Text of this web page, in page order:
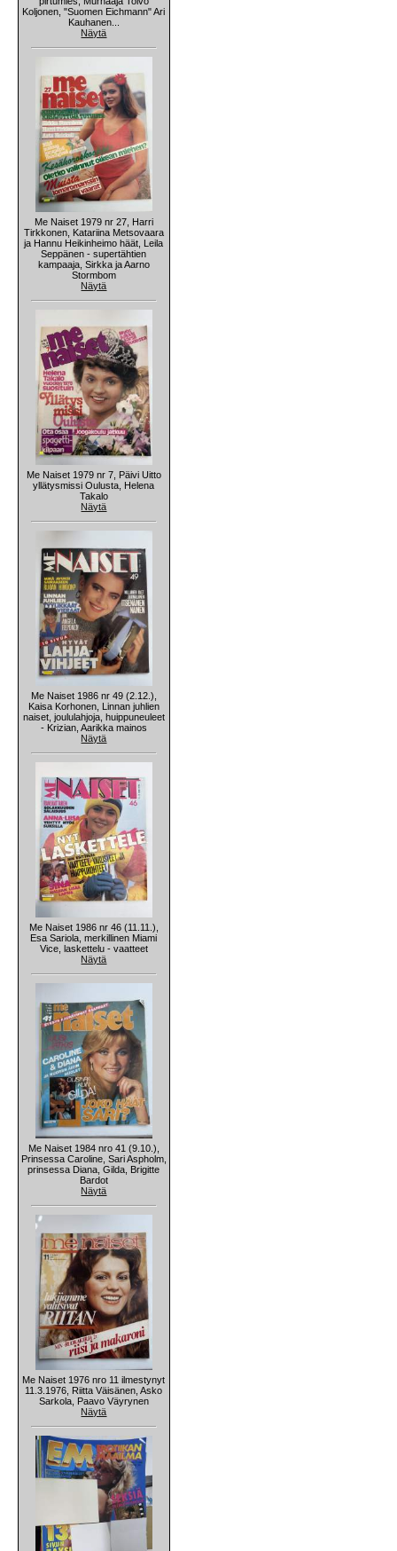
Koljonen, "Suomen Eichmann" Ari
Kauhanen...
Näytä
Me Naiset 1979 nr 27, Harri
Tirkkonen, Katariina Metsovaara
ja Hannu Heikinheimo häät, Leila
Seppänen - supertähtien
kampaaja, Sirkka ja Aarno
Stormbom
Näytä
Me Naiset 1979 nr 7, Päivi Uitto
yllätysmissi Oulusta, Helena
Takalo
Näytä
Me Naiset 1986 nr 49 (2.12.),
Kaisa Korhonen, Linnan juhlien
naiset, joululahjoja, huippuneuleet
- Krizian, Aarikka mainos
Näytä
Me Naiset 1986 nr 46 (11.11.),
Esa Sariola, merkillinen Miami
Vice, laskettelu - vaatteet
Näytä
Me Naiset 1984 nro 41 (9.10.),
Prinsessa Caroline, Sari Aspholm,
prinsessa Diana, Gilda, Brigitte
Bardot
Näytä
Me Naiset 1976 nro 11 ilmestynyt
11.3.1976, Riitta Väisänen, Asko
Sarkola, Paavo Väyrynen
Näytä